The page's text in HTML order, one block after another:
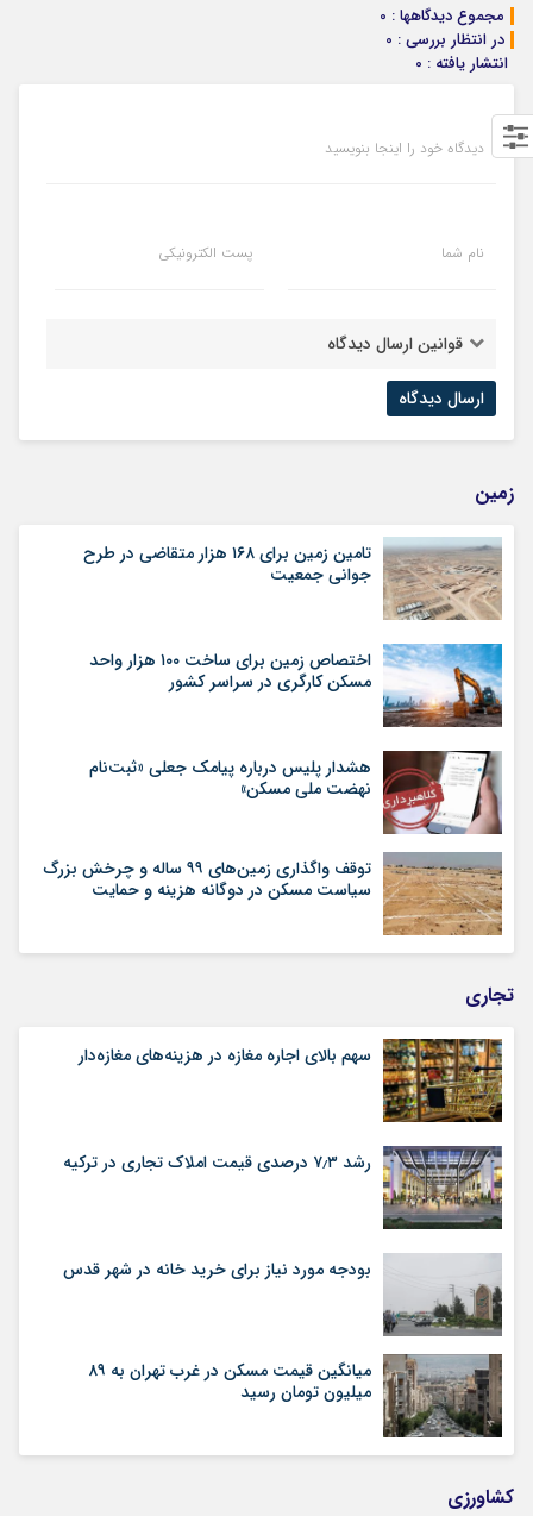
مجموع دیدگاهها : 0
در انتظار بررسی : 0
انتشار یافته : 0
دیدگاه خود را اینجا بنویسید
نام شما پست الکترونیکی
قوانین ارسال دیدگاه
زمین
تامین زمین برای ۱۶۸ هزار متقاضی در طرح
جوانی جمعیت
اختصاص زمین برای ساخت ۱۰۰ هزار واحد
مسکن کارگری در سراسر کشور
هشدار پلیس درباره پیامک جعلی «ثبت‌نام
نهضت ملی مسکن»
توقف واگذاری زمین‌های ۹۹ ساله و چرخش بزرگ
سیاست مسکن در دوگانه هزینه و حمایت
تجاری
سهم بالای اجاره‌‌ مغازه در هزینه‌‌های مغازه‌‌دار
رشد ۷٫۳ درصدی قیمت‌ املاک تجاری در ترکیه
بودجه مورد نیاز برای خرید خانه در شهر قدس
میانگین قیمت مسکن در غرب تهران به ۸۹
میلیون تومان رسید
کشاورزی